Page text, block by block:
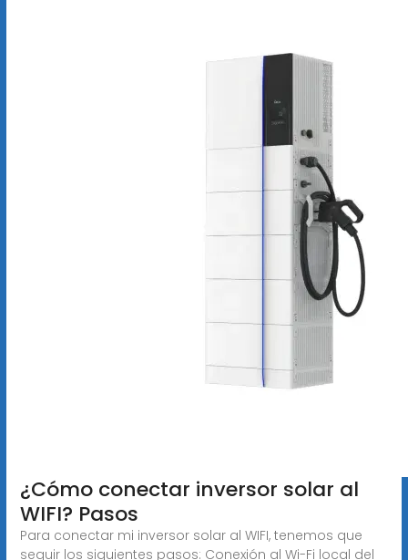
¿Cómo conectar inversor solar al
WIFI? Pasos
Para conectar mi inversor solar al WIFI, tenemos que
seguir los siguientes pasos: Conexión al Wi-Fi local del